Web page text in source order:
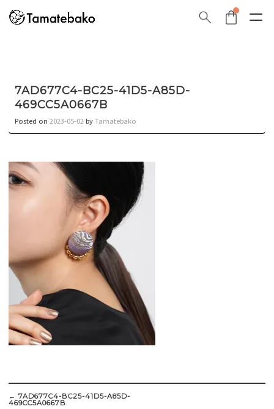
7AD677C4-BC25-41D5-A85D-
469CC5A0667B
Posted on 2023-05-02 byTamatebako
Post
navigation
← 7AD677C4-BC25-41D5-A85D-
469CC5A0667B